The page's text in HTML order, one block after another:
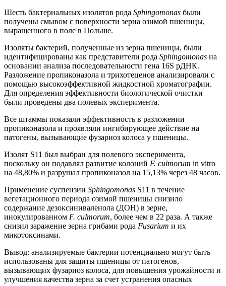
Шесть бактериальных изолятов рода Sphingomonas были
получены смывом с поверхности зерна озимой пшеницы,
выращенного в поле в Польше.
Изоляты бактерий, полученные из зерна пшеницы, были
идентифицированы как представители рода Sphingomonas на
основании анализа последовательности гена 16S рДНК.
Разложение пропиконазола и трихотеценов анализировали с
помощью высокоэффективной жидкостной хроматографии.
Для определения эффективности биологической очистки
были проведены два полевых эксперимента.
Все штаммы показали эффективность в разложении
пропиконазола и проявляли ингибирующее действие на
патогены, вызывающие фузариоз колоса у пшеницы.
Изолят S11 был выбран для полевого эксперимента,
поскольку он подавлял развитие колоний F. culmorum in vitro
на 48,80% и разрушал пропиконазол на 15,13% через 48 часов.
Применение суспензии Sphingomonas S11 в течение
вегетационного периода озимой пшеницы снизило
содержание дезоксиниваленола (ДОН) в зерне,
инокулированном F. culmorum, более чем в 22 раза. А также
снизил заражение зерна грибами рода Fusarium и их
микотоксинами.
Вывод: анализируемые бактерии потенциально могут быть
использованы для защиты пшеницы от патогенов,
вызывающих фузариоз колоса, для повышения урожайности и
улучшения качества зерна за счет устранения опасных